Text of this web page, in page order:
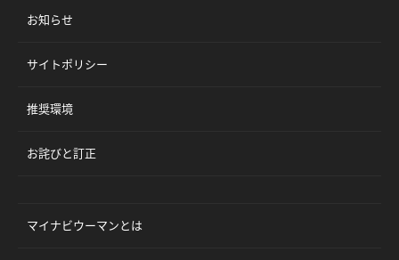
お知らせ
サイトポリシー
推奨環境
お詫びと訂正
マイナビウーマンとは